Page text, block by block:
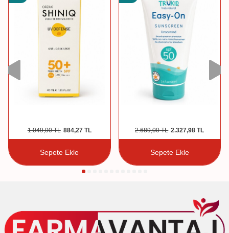
1.049,00TL 884,27TL
Sepete Ekle
2.689,00TL 2.327,98 TL
Sepete Ekle